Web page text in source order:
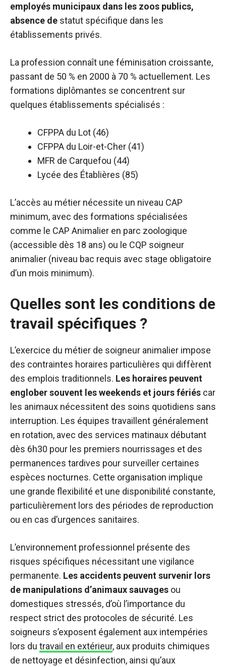
employés municipaux dans les zoos publics,
absence de statut spécifique dans les
établissements privés.
La profession connaît une féminisation croissante,
passant de 50 % en 2000 à 70 % actuellement. Les
formations diplômantes se concentrent sur
quelques établissements spécialisés :
CFPPA du Lot (46)
CFPPA du Loir-et-Cher (41)
MFR de Carquefou (44)
Lycée des Établières (85)
L’accès au métier nécessite un niveau CAP
minimum, avec des formations spécialisées
comme le CAP Animalier en parc zoologique
(accessible dès 18 ans) ou le CQP soigneur
animalier (niveau bac requis avec stage obligatoire
d’un mois minimum).
Quelles sont les conditions de
travail spécifiques ?
L’exercice du métier de soigneur animalier impose
des contraintes horaires particulières qui diffèrent
des emplois traditionnels. Les horaires peuvent
englober souvent les weekends et jours fériés car
les animaux nécessitent des soins quotidiens sans
interruption. Les équipes travaillent généralement
en rotation, avec des services matinaux débutant
dès 6h30 pour les premiers nourrissages et des
permanences tardives pour surveiller certaines
espèces nocturnes. Cette organisation implique
une grande flexibilité et une disponibilité constante,
particulièrement lors des périodes de reproduction
ou en cas d’urgences sanitaires.
L’environnement professionnel présente des
risques spécifiques nécessitant une vigilance
permanente. Les accidents peuvent survenir lors
de manipulations d’animaux sauvages ou
domestiques stressés, d’où l’importance du
respect strict des protocoles de sécurité. Les
soigneurs s’exposent également aux intempéries
lors du travail en extérieur, aux produits chimiques
de nettoyage et désinfection, ainsi qu’aux